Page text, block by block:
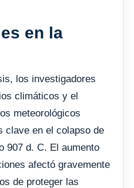
en la
los investigadores
climáticos y el
meteorológicos
clave en el colapso de
907 d. C. El aumento
afectó gravemente
de proteger las